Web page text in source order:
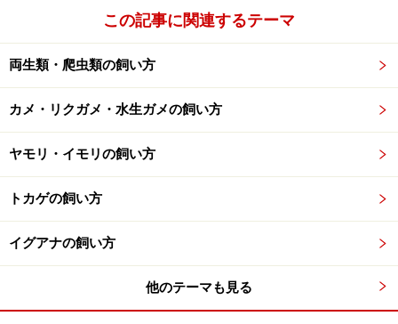
楽天市場で人気のペット用品をチェック！
この記事に関連するテーマ
両生類・爬虫類の飼い方
カメ・リクガメ・水生ガメの飼い方
ヤモリ・イモリの飼い方
トカゲの飼い方
イグアナの飼い方
他のテーマも見る